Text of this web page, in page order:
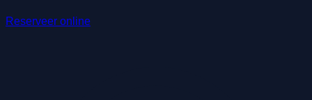
Reserveer online